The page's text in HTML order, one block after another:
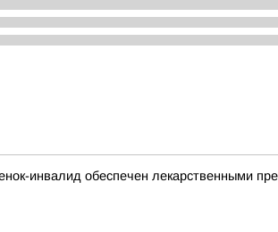
инвалид обеспечен лекарственными